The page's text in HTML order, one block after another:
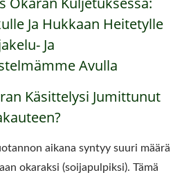
Ja Hukkaan Heitetylle
Ja
Avulla
Käsittelysi Jumittunut
aikana syntyy suuri määrä
okaraksi (soijapulpiksi). Tämä